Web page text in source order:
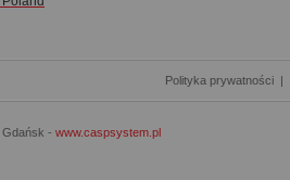
Polityka prywatności |
Gdańsk - www.caspsystem.pl